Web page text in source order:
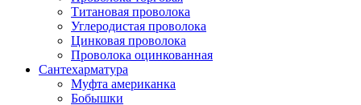
Титановая проволока
Углеродистая проволока
Цинковая проволока
Проволока оцинкованная
Сантехарматура
Муфта американка
Бобышки